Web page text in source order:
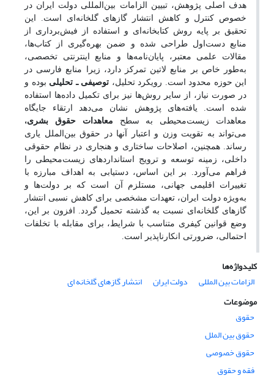
هدف اصلی پژوهش، تبیین الزامات بین‌المللی دولت ایران در
خصوص کنترل و کاهش انتشار گازهای گلخانه‌ای است. این
تحقیق بر پایه روش کتابخانه‌ای و استفاده از فیش‌برداری از
منابع دست‌اول طراحی شده و ضمن بهره‌گیری از کتاب‌ها،
مقالات علمی معتبر، پایان‌نامه‌ها و منابع اینترنتی تخصصی،
به‌طور خاص بر منابع لاتین تمرکز دارد، زیرا منابع فارسی در
این حوزه محدود است. رویکرد تحلیل، توصیفی ـ تحلیلی بوده و
در صورت نیاز، از سایر روش‌ها نیز برای تکمیل داده‌ها استفاده
شده است. یافته‌های پژوهش نشان می‌دهد ارتقاء جایگاه
معاهدات زیست‌محیطی به سطح معاهدات حقوق بشری،
می‌تواند به تقویت وزن و اعتبار آنها در حقوق بین‌الملل یاری
رساند. همچنین، اصلاحات ساختاری و هنجاری در نظام حقوقی
داخلی، زمینه توسعه و ترویج استانداردهای زیست‌محیطی را
فراهم می‌آورد. بر این اساس، دستیابی به اهداف مبارزه با
تغییرات اقلیمی جهانی، مستلزم آن است که بر دولت‌ها و
به‌ویژه دولت ایران، تعهدات مشخصی برای کاهش نسبی انتشار
گازهای گلخانه‌ای نسبت به گذشته تحمیل گردد. افزون بر این،
وضع قوانین کیفری متناسب با شرایط، برای مقابله با تخلفات
احتمالی، ضرورتی انکارناپذیر است.
کلیدواژه‌ها
الزامات بین المللی
دولت ایران
انتشار گازهای گلخانه ای
موضوعات
حقوق
حقوق بین الملل
حقوق خصوصی
فقه و حقوق